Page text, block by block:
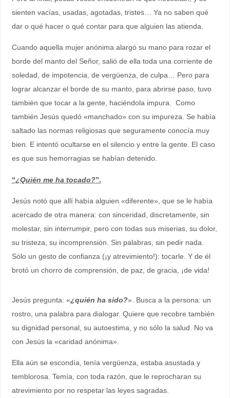
sienten vacías, usadas, agotadas, tristes… Ya no saben qué
dar o qué hacer o qué contar para que alguien las atienda.
Cuando aquella mujer anónima alargó su mano para rozar el
borde del manto del Señor, salió de ella toda una corriente de
soledad, de impotencia, de vergüenza, de culpa… Pero para
lograr alcanzar el borde de su manto, para abrirse paso, tuvo
también que tocar a la gente, haciéndola impura. Como
también Jesús quedó «manchado» con su impureza. Se había
saltado las normas religiosas que seguramente conocía muy
bien. E intentó ocultarse en el silencio y entre la gente. El caso
es que sus hemorragias se habían detenido.
“¿Quién me ha tocado?”.
Jesús notó que allí había alguien «diferente», que se le había
acercado de otra manera: con sinceridad, discretamente, sin
molestar, sin interrumpir, pero con todas sus miserias, su dolor,
su tristeza, su incomprensión. Sin palabras, sin pedir nada.
Sólo un gesto de confianza (¡y atrevimiento!): tocarle. Y de él
brotó un chorro de comprensión, de paz, de gracia, ¡de vida!
Jesús pregunta: «¿quién ha sido?». Busca a la persona: un
rostro, una palabra para dialogar. Quiere que recobre también
su dignidad personal, su autoestima, y no sólo la salud. No va
con Jesús la «caridad anónima».
Ella aún se escondía, tenía vergüenza, estaba asustada y
temblorosa. Temía, con toda razón, que le reprocharan su
atrevimiento por no respetar las leyes sagradas.